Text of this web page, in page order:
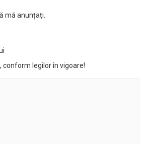
mă anunțați.
legilor în vigoare!